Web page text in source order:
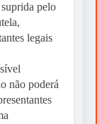
pelo
legais
não poderá